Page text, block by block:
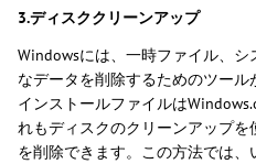
3.ディスククリーンアップ
Windowsには、一時ファイル、
なデータを削除するためのツー
インストールファイルは
れもディスクのクリーンアップ
を削除できます。この方法では